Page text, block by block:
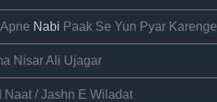
Nabi Paak Se Yun Pyar Karenge
Nisar Ali Ujagar
Naat / Jashn E Wiladat